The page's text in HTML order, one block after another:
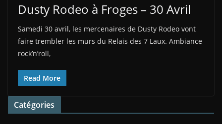
Dusty Rodeo à Froges – 30 Avril
Samedi 30 avril, les mercenaires de Dusty Rodeo vont
faire trembler les murs du Relais des 7 Laux. Ambiance
rock’n’roll,
Read More
Catégories